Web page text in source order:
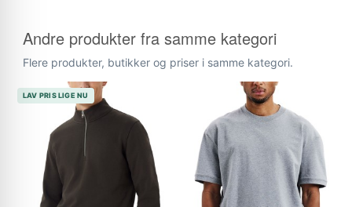
Andre produkter fra samme kategori
Flere produkter, butikker og priser i samme kategori.
LAV PRIS LIGE NU